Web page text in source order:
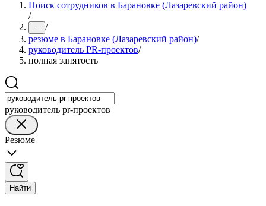
Поиск сотрудников в Барановке (Лазаревский район)
/
... /
резюме в Барановке (Лазаревский район)/
руководитель PR-проектов/
полная занятость
руководитель pr-проектов
Резюме
Найти